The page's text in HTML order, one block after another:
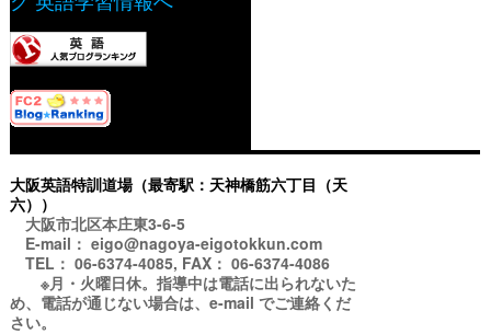
大阪英語特訓道場（最寄駅：天神橋筋六丁目（天
六））
大阪市北区本庄東3-6-5
E-mail： eigo@nagoya-eigotokkun.com
TEL： 06-6374-4085, FAX： 06-6374-4086
※月・火曜日休。指導中は電話に出られないた
め、電話が通じない場合は、e-mail でご連絡くだ
さい。